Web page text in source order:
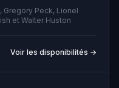
avec son mari et
Bien que Pearl
les fils de Laura
accueillant.
en secret, mais
tente de la séduire
Peck, Lionel
et Walter Huston
Voir les disponibilités →